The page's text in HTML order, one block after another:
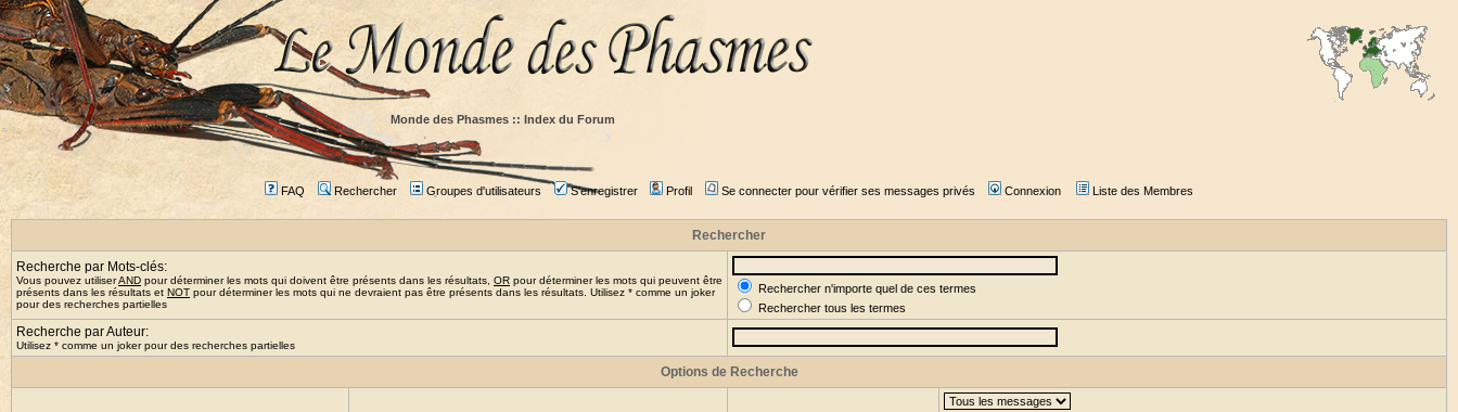
Monde des Phasmes :: Index du Forum
FAQ Rechercher Groupes d'utilisateurs S'enregistrer Profil Se connecter pour vérifier ses messages privés Connexion Liste des Membres
Rechercher
Recherche par Mots-clés:
Vous pouvez utiliserAND pour déterminer les mots qui doivent être présents dans les résultats, OR pour déterminer les mots qui peuvent être
présents dans les résultats et NOT pour déterminer les mots qui ne devraient pas être présents dans les résultats. Utilisez * comme un joker
pour des recherches partielles
Rechercher n'importe quel de ces termes
Rechercher tous les termes
Recherche par Auteur:
Utilisez * comme un joker pour des recherches partielles
Options de Recherche